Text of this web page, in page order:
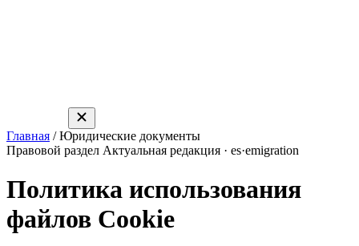
Главная / Юридические документы
Правовой раздел Актуальная редакция · es·emigration
Политика использования
файлов Cookie